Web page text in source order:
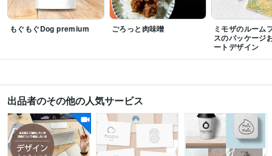
得意分野
デザイン制作 パッケージデザイン グラフィックデザイン
食品 ペット サプリメント 日用品 美容 飲食
もぐもぐDog premium ごろっと肉味噌
ミモザのルーム
スのパッケージ
ートデザイン
出品者のその他の人気サービス